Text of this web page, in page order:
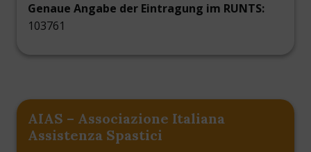
Genaue Angabe der Eintragung im RUNTS:
103761
AIAS – Associazione Italiana
Assistenza Spastici